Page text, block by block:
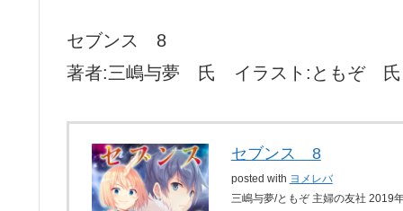
セブンス 8
著者:三嶋与夢 氏 イラスト:ともぞ 氏
セブンス 8
posted with ヨメレバ
三嶋与夢/ともぞ 主婦の友社 2019